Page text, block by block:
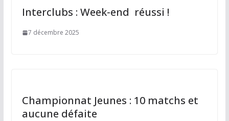
Interclubs : Week-end réussi !
7 décembre 2025
Championnat Jeunes : 10 matchs et
aucune défaite